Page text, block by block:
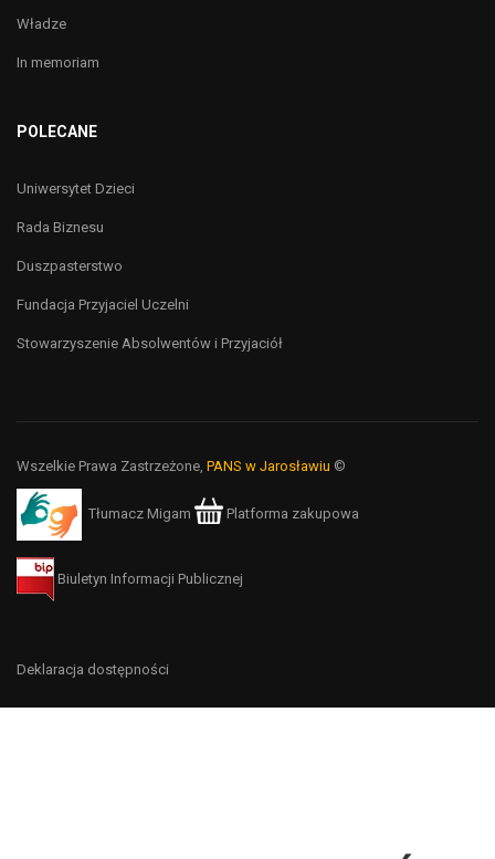
Władze
In memoriam
POLECANE
Uniwersytet Dzieci
Rada Biznesu
Duszpasterstwo
Fundacja Przyjaciel Uczelni
Stowarzyszenie Absolwentów i Przyjaciół
Wszelkie Prawa Zastrzeżone, PANS w Jarosławiu ©
Tłumacz Migam Platforma zakupowa
Biuletyn Informacji Publicznej
Deklaracja dostępności